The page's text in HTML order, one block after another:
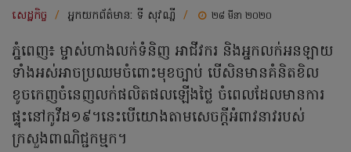
សេដ្ឋកិច្ច / អ្នកយកព័ត៌មាន: ទី សុវណ្នី / ២៨ មីនា ២០២០
ភ្នំពេញ៖ ម្ចាស់ហាងលក់ទំនិញ អាជីវករ និងអ្នកលក់អនឡាយ
ទាំងអស់អាចប្រឈមចំពោះមុខច្បាប់ បើសិនមានគំនិត​ខិល​
ខូចកេញ​ចំនេញលក់ផលិតផលឡើងថ្លៃ ចំពេលដែលមានការ
ផ្ទុះនៅកូវីដ១៩។នេះបើយោងតាមសេចក្តីអំពាវនាវរបស់
ក្រសួងពាណិជ្ជកម្មក។